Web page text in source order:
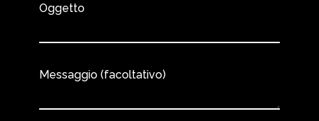
Oggetto
Messaggio (facoltativo)